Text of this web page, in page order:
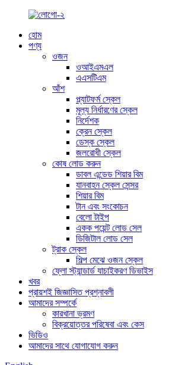
হোম
পণ্য
ওজন
ওআইএমএল
এএসটিএম
আঁশ
প্ল্যাটফর্ম স্কেল
মূল্য নির্ধারণের স্কেল
নির্দেশক
ক্রেন স্কেল
ডেস্ক স্কেল
জলরোধী স্কেল
কোষ লোড করুন
ডাবল এন্ডেড শিয়ার বিম
যানবাহন স্কেল সেন্সর
শিয়ার বিম
টান এবং সংকোচন
বেলো টাইপ
একক পয়েন্ট লোড সেল
ডিজিটাল লোড সেল
ট্রাক স্কেল
শিল্প মেঝে ওজন স্কেল
ফ্লো স্ট্যান্ডার্ড যাচাইকরণ ডিভাইস
খবর
প্রায়শই জিজ্ঞাসিত প্রশ্নাবলী
আমাদের সম্পর্কে
কারখানা ভ্রমণ
বিক্রয়োত্তর পরিষেবা এবং কেস
ভিডিও
আমাদের সাথে যোগাযোগ করুন